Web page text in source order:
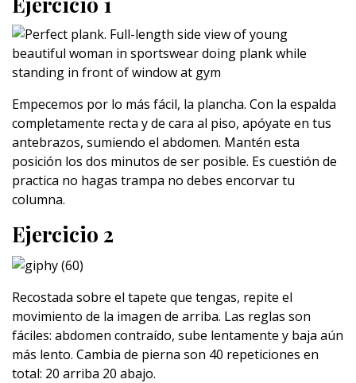
Empecemos por lo más fácil, la plancha. Con la espalda
completamente recta y de cara al piso, apóyate en tus
antebrazos, sumiendo el abdomen. Mantén esta
posición los dos minutos de ser posible. Es cuestión de
practica no hagas trampa no debes encorvar tu
columna.
Ejercicio 2
Recostada sobre el tapete que tengas, repite el
movimiento de la imagen de arriba. Las reglas son
fáciles: abdomen contraído, sube lentamente y baja aún
más lento. Cambia de pierna son 40 repeticiones en
total: 20 arriba 20 abajo.